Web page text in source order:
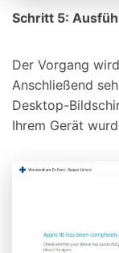
Schritt 5:
Der Vorgang
Anschließend
Desktop-
Ihrem Gerät